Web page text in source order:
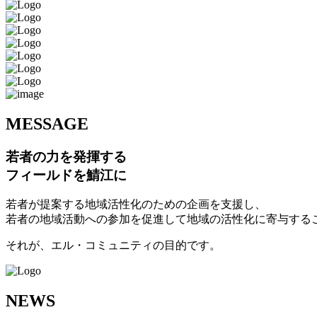
MESSAGE
若者の力を発揮する
フィールドを鯖江に
若者が提案する地域活性化のための企画を支援し、
若者の地域活動への参加を促進して地域の活性化に寄与する
それが、エル・コミュニティの目的です。
NEWS